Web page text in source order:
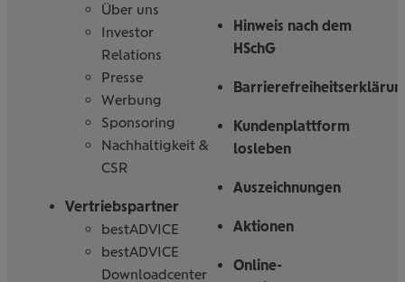
Über uns
Investor
Relations
Presse
Werbung
Sponsoring
Nachhaltigkeit &
CSR
Vertriebspartner
bestADVICE
bestADVICE
Downloadcenter
Hinweis nach dem
HSchG
Kundenplattform
losleben
Auszeichnungen
Aktionen
Online-